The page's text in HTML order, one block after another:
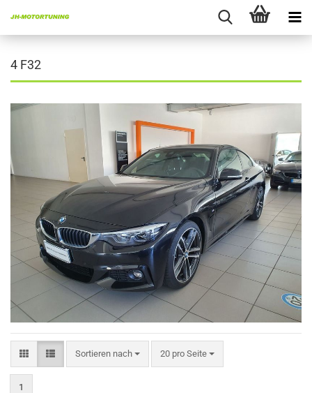
4 F32
Sortieren nach
Sortieren nach 20 pro Seite
pro Seite
1